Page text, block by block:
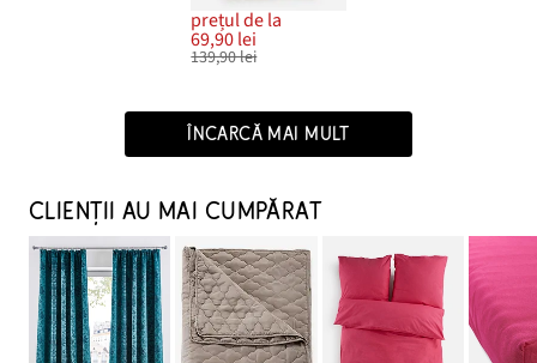
prețul de la
69,90 lei
139,90 lei
ÎNCARCĂ MAI MULT
CLIENȚII AU MAI CUMPĂRAT